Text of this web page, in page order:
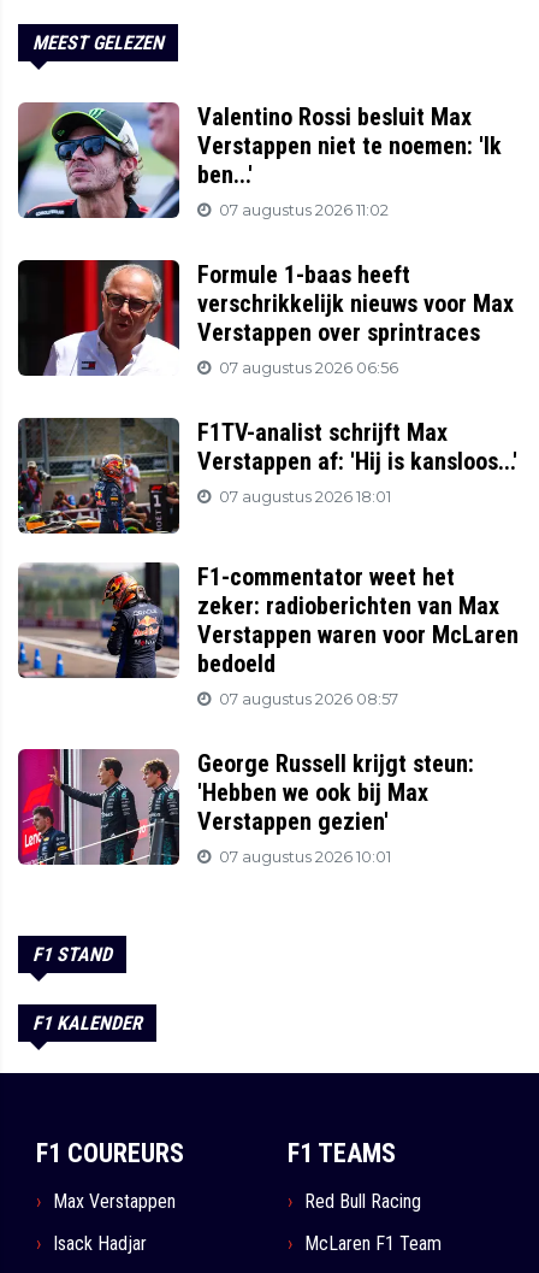
MEEST GELEZEN
Valentino Rossi besluit Max
Verstappen niet te noemen: 'Ik
ben...'
07 augustus 2026 11:02
Formule 1-baas heeft
verschrikkelijk nieuws voor Max
Verstappen over sprintraces
07 augustus 2026 06:56
F1TV-analist schrijft Max
Verstappen af: 'Hij is kansloos...'
07 augustus 2026 18:01
F1-commentator weet het
zeker: radioberichten van Max
Verstappen waren voor McLaren
bedoeld
07 augustus 2026 08:57
George Russell krijgt steun:
'Hebben we ook bij Max
Verstappen gezien'
07 augustus 2026 10:01
F1 STAND
F1 KALENDER
F1 COUREURS
Max Verstappen
Isack Hadjar
F1 TEAMS
Red Bull Racing
McLaren F1 Team